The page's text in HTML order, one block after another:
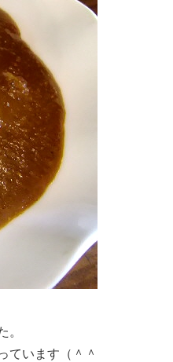
。
ています（＾＾